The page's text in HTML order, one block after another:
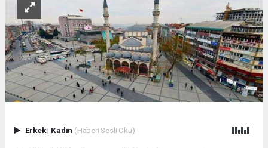
Erkek| Kadın (Haberi Sesli Oku)